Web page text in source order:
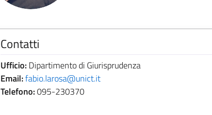
Contatti
Ufficio:Dipartimento di Giurisprudenza
Email:fabio.larosa@unict.it
Telefono:095-230370